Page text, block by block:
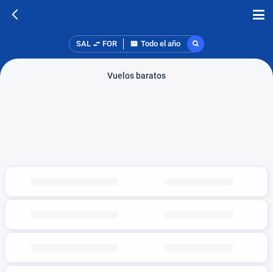
SAL FOR Todo el año
Vuelos baratos